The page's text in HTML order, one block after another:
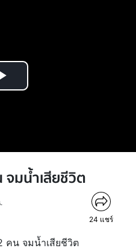
Play
มน้ำเสียชีวิต
24 แชร์
คน จมน้ำเสียชีวิต